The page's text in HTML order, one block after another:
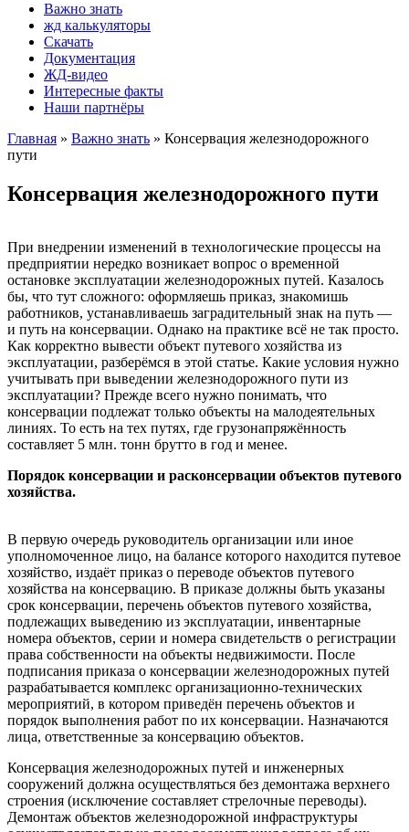
Важно знать
жд калькуляторы
Скачать
Документация
ЖД-видео
Интересные факты
Наши партнёры
Главная » Важно знать » Консервация железнодорожного
пути
Консервация железнодорожного пути
При внедрении изменений в технологические процессы на
предприятии нередко возникает вопрос о временной
остановке эксплуатации железнодорожных путей. Казалось
бы, что тут сложного: оформляешь приказ, знакомишь
работников, устанавливаешь заградительный знак на путь —
и путь на консервации. Однако на практике всё не так просто.
Как корректно вывести объект путевого хозяйства из
эксплуатации, разберёмся в этой статье. Какие условия нужно
учитывать при выведении железнодорожного пути из
эксплуатации? Прежде всего нужно понимать, что
консервации подлежат только объекты на малодеятельных
линиях. То есть на тех путях, где грузонапряжённость
составляет 5 млн. тонн брутто в год и менее.
Порядок консервации и расконсервации объектов путевого
хозяйства.
В первую очередь руководитель организации или иное
уполномоченное лицо, на балансе которого находится путевое
хозяйство, издаёт приказ о переводе объектов путевого
хозяйства на консервацию. В приказе должны быть указаны
срок консервации, перечень объектов путевого хозяйства,
подлежащих выведению из эксплуатации, инвентарные
номера объектов, серии и номера свидетельств о регистрации
права собственности на объекты недвижимости. После
подписания приказа о консервации железнодорожных путей
разрабатывается комплекс организационно-технических
мероприятий, в котором приведён перечень объектов и
порядок выполнения работ по их консервации. Назначаются
лица, ответственные за консервацию объектов.
Консервация железнодорожных путей и инженерных
сооружений должна осуществляться без демонтажа верхнего
строения (исключение составляет стрелочные переводы).
Демонтаж объектов железнодорожной инфраструктуры